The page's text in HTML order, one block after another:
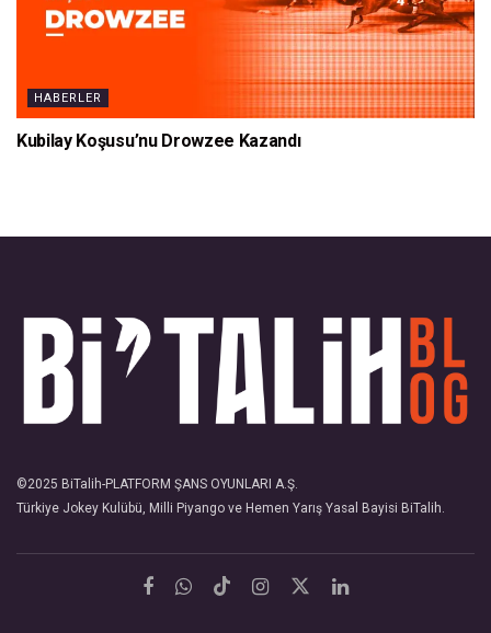
HABERLER
Kubilay Koşusu’nu Drowzee Kazandı
©2025 BiTalih-PLATFORM ŞANS OYUNLARI A.Ş.
Türkiye Jokey Kulübü, Milli Piyango ve Hemen Yarış Yasal Bayisi BiTalih.